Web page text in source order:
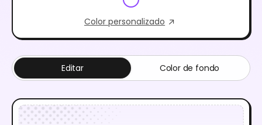
Color personalizado
Editar Color de fondo